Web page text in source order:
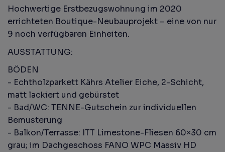
Hochwertige Erstbezugswohnung im 2020
errichteten Boutique-Neubauprojekt – eine von nur
9 noch verfügbaren Einheiten.
AUSSTATTUNG:
BÖDEN
- Echtholzparkett Kährs Atelier Eiche, 2-Schicht,
matt lackiert und gebürstet
- Bad/WC: TENNE-Gutschein zur individuellen
Bemusterung
- Balkon/Terrasse: ITT Limestone-Fliesen 60×30 cm
grau; im Dachgeschoss FANO WPC Massiv HD